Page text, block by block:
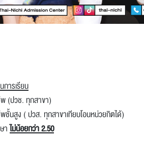
ารเรียน
(ปวช. ทุกสาขา)
นสูง ( ปวส. ทุกสาขาเทียบโอนหน่วยกิตได้)
าไม่น้อยกว่า 2.50